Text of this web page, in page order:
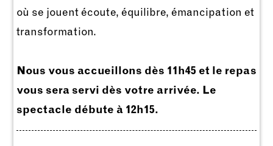
où se jouent écoute, équilibre, émancipation et
transformation.
Nous vous accueillons dès 11h45 et le repas
vous sera servi dès votre arrivée. Le
spectacle débute à 12h15.